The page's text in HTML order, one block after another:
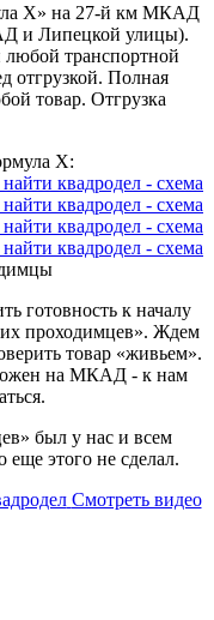
X» на 27-й км МКАД
и Липецкой улицы).
любой транспортной
отгрузкой. Полная
товар. Отгрузка
Х:
готовность к началу
проходимцев». Ждем
товар «живьем».
на МКАД - к нам
был у нас и всем
еще этого не сделал.
Смотреть видео